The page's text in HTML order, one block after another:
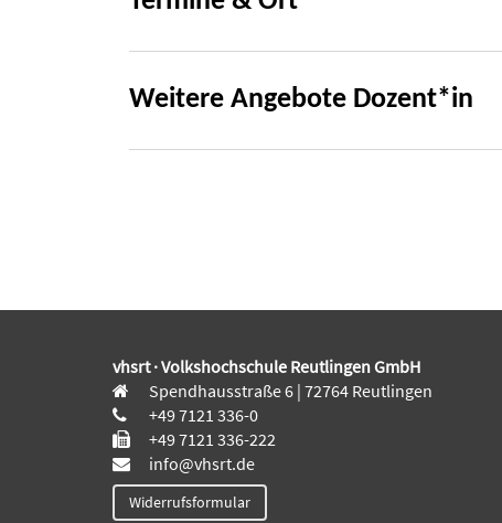
Weitere Angebote Dozent*in
vhsrt · Volkshochschule Reutlingen GmbH
Spendhausstraße 6 | 72764 Reutlingen
+49 7121 336-0
+49 7121 336-222
info@vhsrt.de
Widerrufsformular